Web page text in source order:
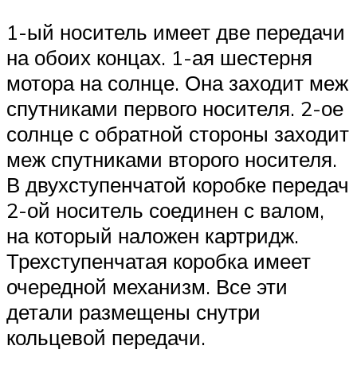
1-ый носитель имеет две передачи
на обоих концах. 1-ая шестерня
мотора на солнце. Она заходит меж
спутниками первого носителя. 2-ое
солнце с обратной стороны заходит
меж спутниками второго носителя.
В двухступенчатой ​​коробке передач
2-ой носитель соединен с валом,
на который наложен картридж.
Трехступенчатая коробка имеет
очередной механизм. Все эти
детали размещены снутри
кольцевой передачи.